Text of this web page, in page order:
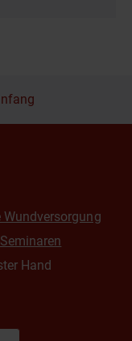
Wundversorgung
Hand